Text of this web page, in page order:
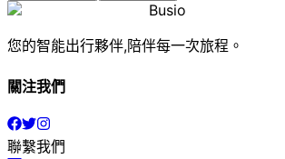
Busio
您的智能出行夥伴,陪伴每一次旅程。
關注我們
聯繫我們